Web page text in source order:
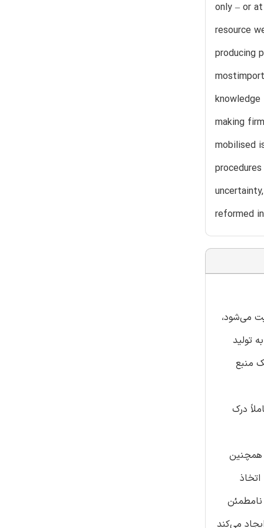
only – or
resource
producing
making
mobilised
reformed
می‌شود،
تولید
یک منبع
درک
همچنین
نامطمئن
می‌کند